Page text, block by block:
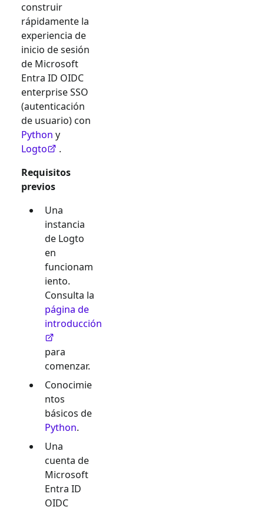
construir
rápidamente la
experiencia de
inicio de sesión
de Microsoft
Entra ID OIDC
enterprise SSO
(autenticación
de usuario) con
Python y
Logto
.
Requisitos
previos
Una
instancia
de Logto
en
funcionam
iento.
Consulta la
página de
introducción
para
comenzar.
Conocimie
ntos
básicos de
Python.
Una
cuenta de
Microsoft
Entra ID
OIDC